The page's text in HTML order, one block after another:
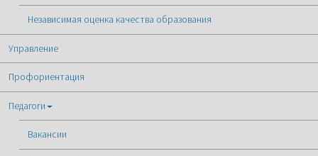
Независимая оценка качества образования
Управление
Профориентация
Педагоги
Вакансии